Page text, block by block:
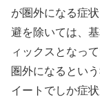
が圏外になる症
避を除いては、
ィックスとなっ
圏外になるとい
イートでしか症